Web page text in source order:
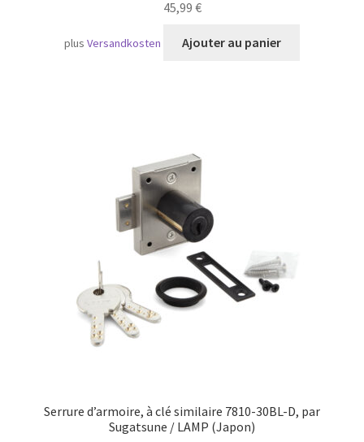
45,99 €
plusVersandkosten Ajouter au panier
Serrure d’armoire, à clé similaire 7810-30BL-D, par
Sugatsune / LAMP (Japon)